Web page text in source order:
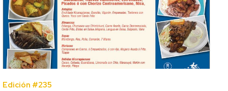
Edición #235